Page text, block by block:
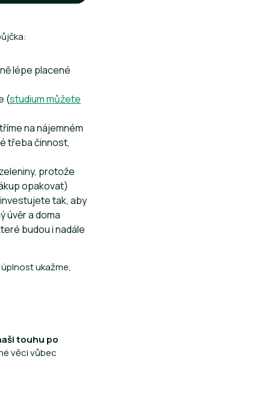
lépe placené
(studium můžete
na nájemném
třeba činnost,
protože
opakovat)
tak, aby
úvěr a doma
budou i nadále
ukažme,
touhu po
věci vůbec